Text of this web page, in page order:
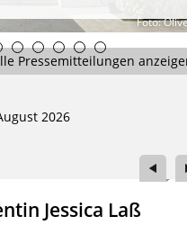
Foto:
Pressemitteilungen
2026
Jessica Laß